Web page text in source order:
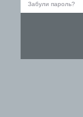
Забули пароль?